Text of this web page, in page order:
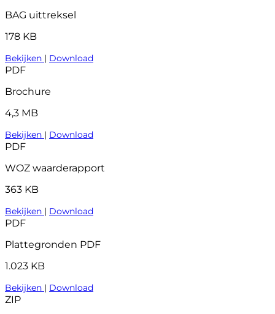
BAG uittreksel
178 KB
Bekijken | Download
PDF
Brochure
4,3 MB
Bekijken | Download
PDF
WOZ waarderapport
363 KB
Bekijken | Download
PDF
Plattegronden PDF
1.023 KB
Bekijken | Download
ZIP